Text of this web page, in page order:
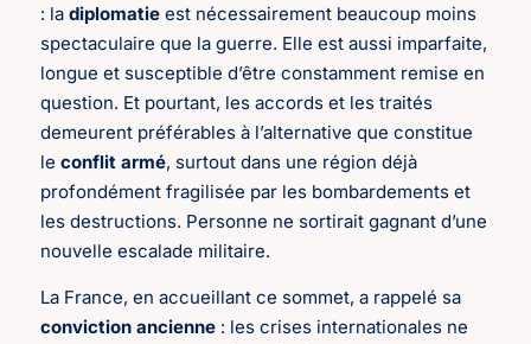
: ladiplomatie est nécessairement beaucoup moins
spectaculaire que la guerre. Elle est aussi imparfaite,
longue et susceptible d’être constamment remise en
question. Et pourtant, les accords et les traités
demeurent préférables à l’alternative que constitue
leconflit armé, surtout dans une région déjà
profondément fragilisée par les bombardements et
les destructions. Personne ne sortirait gagnant d’une
nouvelle escalade militaire.
La France, en accueillant ce sommet, a rappelé sa
conviction ancienne : les crises internationales ne